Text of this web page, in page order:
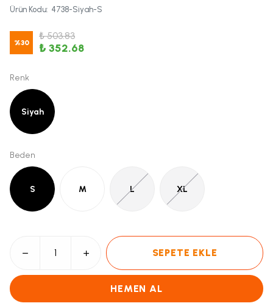
Ürün Kodu: 4738-Siyah-S
%30
₺ 503.83
₺ 352.68
Renk
Siyah
Beden
S M L XL
SEPETE EKLE
HEMEN AL